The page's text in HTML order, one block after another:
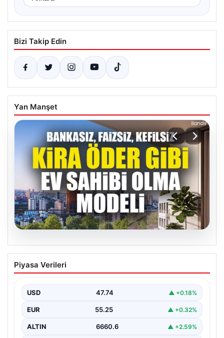
Bizi Takip Edin
Yan Manşet
07.08.2026
DAP Yapı’dan bir ilk! Emlak Konut
güvencesi Dap vizyonuyla kendi
{"title": "DAP Yapı’dan Bir İlk: Güvence ve Vizyonla Kendi
Piyasa Verileri
USD 47.74 ▲ +0.18%
EUR 55.25 ▲ +0.32%
ALTIN 6660.6 ▲ +2.59%